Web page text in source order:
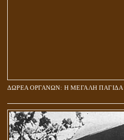
ΔΩΡΕΑ ΟΡΓΑΝΩΝ: Η ΜΕΓΑΛΗ